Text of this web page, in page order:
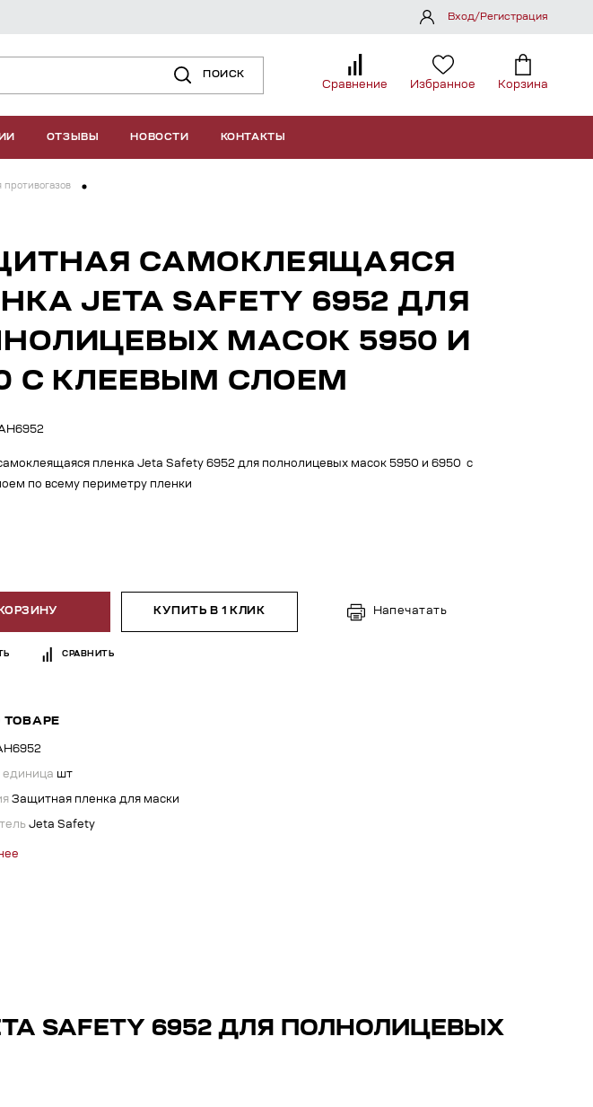
ПОИСК
Сравнение Избранное Корзина
ОТЗЫВЫ НОВОСТИ КОНТАКТЫ
Вход/Регистрация
САМОКЛЕЯЩАЯСЯ
JETA SAFETY 6952 ДЛЯ
МАСОК 5950 И
С КЛЕЕВЫМ СЛОЕМ
пленка Jeta Safety 6952 для полнолицевых масок 5950 и 6950 с
по всему периметру пленки
КУПИТЬ В 1 КЛИК Напечатать
СРАВНИТЬ
ТОВАРЕ
единица шт
Защитная пленка для маски
Jeta Safety
SAFETY 6952 ДЛЯ ПОЛНОЛИЦЕВЫХ